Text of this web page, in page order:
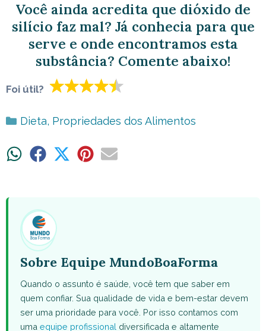
Você ainda acredita que dióxido de
silício faz mal? Já conhecia para que
serve e onde encontramos esta
substância? Comente abaixo!
Foi útil?
Categorias
Dieta, Propriedades dos Alimentos
ShareShare ShareShareShare
Sobre Equipe MundoBoaForma
Quando o assunto é saúde, você tem que saber em
quem confiar. Sua qualidade de vida e bem-estar devem
ser uma prioridade para você. Por isso contamos com
uma equipe profissional diversificada e altamente